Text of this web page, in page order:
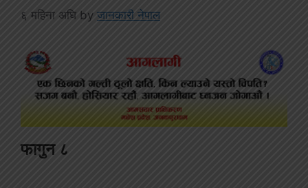
६ महिना अघि by जानकारी नेपाल
फागुन ८